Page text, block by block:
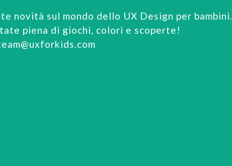
novità sul mondo dello UX Design per bambini.
piena di giochi, colori e scoperte!